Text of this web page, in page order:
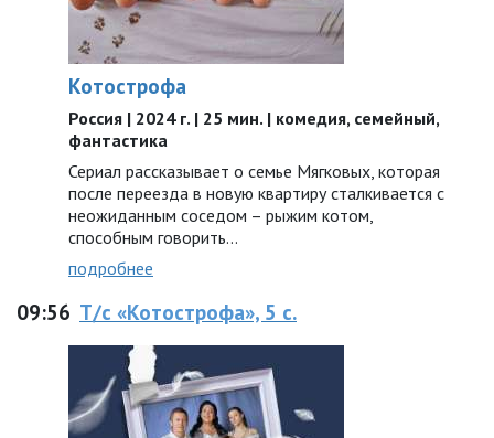
Котострофа
Россия | 2024 г. | 25 мин. | комедия, семейный,
фантастика
Сериал рассказывает о семье Мягковых, которая
после переезда в новую квартиру сталкивается с
неожиданным соседом – рыжим котом,
способным говорить…
подробнее
09:56 Т/с «Котострофа», 5 с.